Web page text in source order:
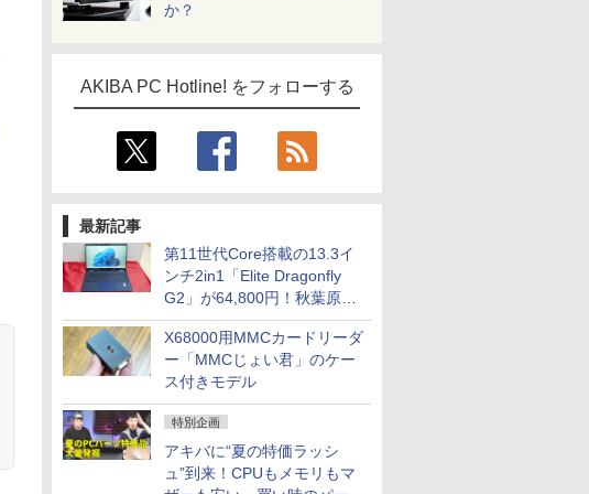
か？
AKIBA PC Hotline! をフォローする
最新記事
第11世代Core搭載の13.3イ
ンチ2in1「Elite Dragonfly
G2」が64,800円！秋葉原で
中古PCセール
X68000用MMCカードリーダ
ー「MMCじょい君」のケー
ス付きモデル
特別企画
アキバに“夏の特価ラッシ
ュ”到来！CPUもメモリもマ